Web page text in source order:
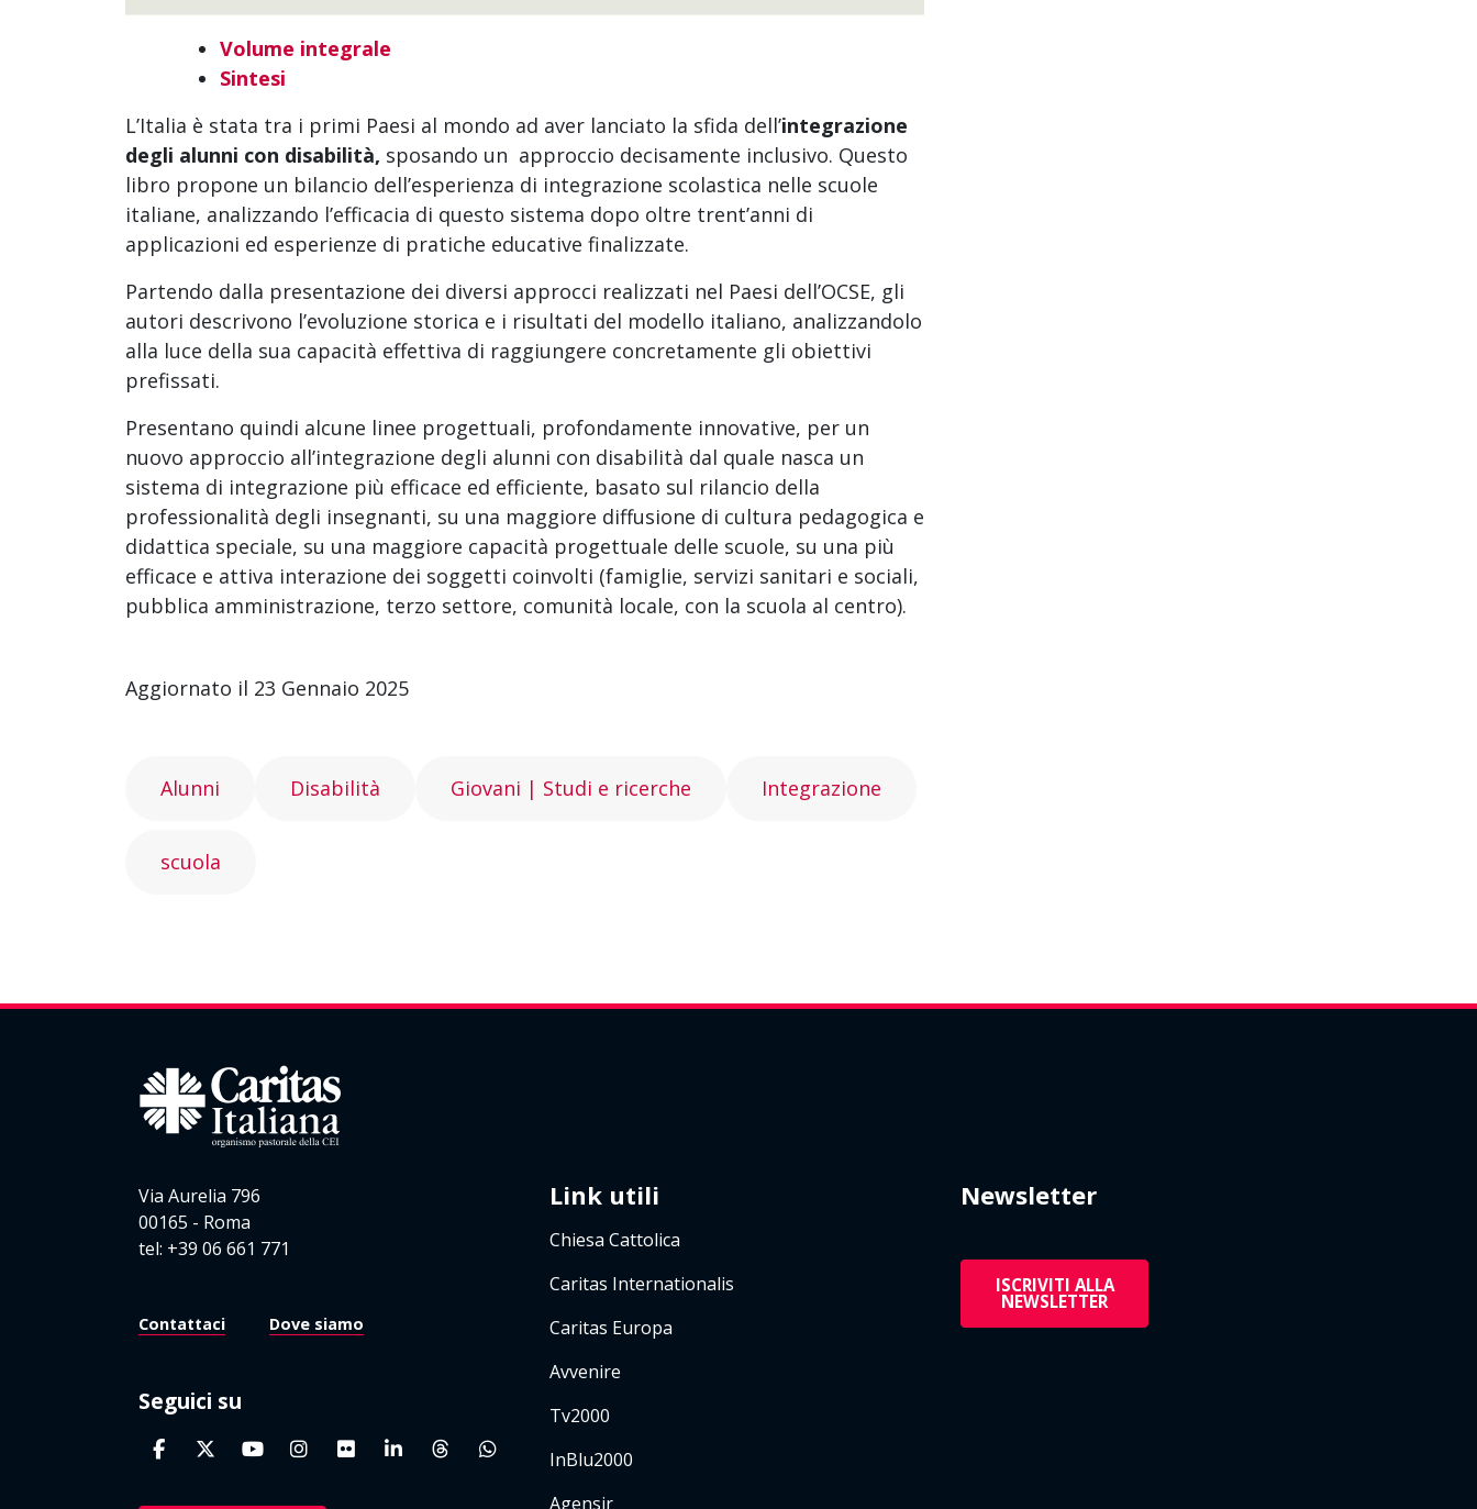
Volume integrale
Sintesi
L’Italia è stata tra i primi Paesi al mondo ad aver lanciato la sfida dell’integrazione
degli alunni con disabilità, sposando un approccio decisamente inclusivo. Questo
libro propone un bilancio dell’esperienza di integrazione scolastica nelle scuole
italiane, analizzando l’efficacia di questo sistema dopo oltre trent’anni di
applicazioni ed esperienze di pratiche educative finalizzate.
Partendo dalla presentazione dei diversi approcci realizzati nel Paesi dell’OCSE, gli
autori descrivono l’evoluzione storica e i risultati del modello italiano, analizzandolo
alla luce della sua capacità effettiva di raggiungere concretamente gli obiettivi
prefissati.
Presentano quindi alcune linee progettuali, profondamente innovative, per un
nuovo approccio all’integrazione degli alunni con disabilità dal quale nasca un
sistema di integrazione più efficace ed efficiente, basato sul rilancio della
professionalità degli insegnanti, su una maggiore diffusione di cultura pedagogica e
didattica speciale, su una maggiore capacità progettuale delle scuole, su una più
efficace e attiva interazione dei soggetti coinvolti (famiglie, servizi sanitari e sociali,
pubblica amministrazione, terzo settore, comunità locale, con la scuola al centro).
Aggiornato il 23 Gennaio 2025
Alunni Disabilità Giovani | Studi e ricerche Integrazione
scuola
Via Aurelia 796
00165 - Roma
tel: +39 06 661 771
Contattaci Dove siamo
Seguici su
Link utili
Chiesa Cattolica
Caritas Internationalis
Caritas Europa
Avvenire
Tv2000
InBlu2000
Agensir
Newsletter
ISCRIVITI ALLA
NEWSLETTER